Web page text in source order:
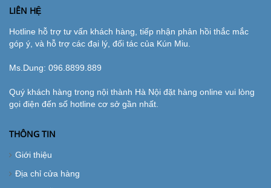
LIÊN HỆ
Hotline hỗ trợ tư vấn khách hàng, tiếp nhận phản hồi thắc mắc
góp ý, và hỗ trợ các đại lý, đối tác của Kún Miu.
Ms.Dung: 096.8899.889
Quý khách hàng trong nội thành Hà Nội đặt hàng online vui lòng
gọi điện đến số hotline cơ sở gần nhất.
THÔNG TIN
Giới thiệu
Địa chỉ cửa hàng